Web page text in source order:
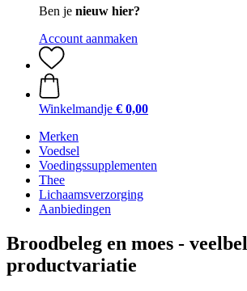
Ben je nieuw hier?
Account aanmaken
Winkelmandje € 0,00
Merken
Voedsel
Voedingssupplementen
Thee
Lichaamsverzorging
Aanbiedingen
Broodbeleg en moes -
productvariatie